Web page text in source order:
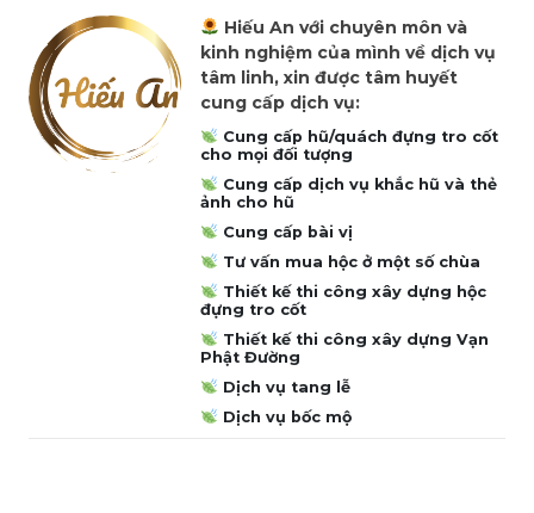
Hiếu An với chuyên môn và
kinh nghiệm của mình về dịch vụ
tâm linh, xin được tâm huyết
cung cấp dịch vụ:
Cung cấp hũ/quách đựng tro cốt
cho mọi đối tượng
Cung cấp dịch vụ khắc hũ và thẻ
ảnh cho hũ
Cung cấp bài vị
Tư vấn mua hộc ở một số chùa
Thiết kế thi công xây dựng hộc
đựng tro cốt
Thiết kế thi công xây dựng Vạn
Phật Đường
Dịch vụ tang lễ
Dịch vụ bốc mộ